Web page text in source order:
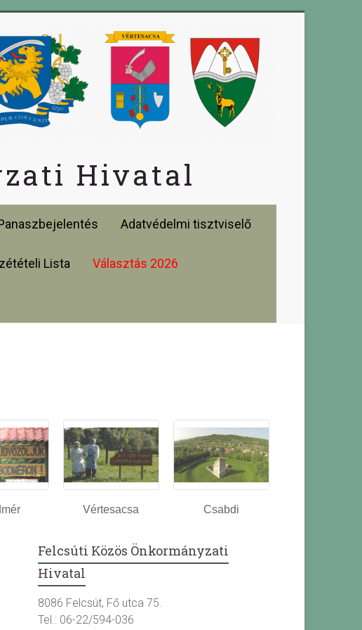
Hivatal
Adatvédelmi tisztviselő
Lista Választás 2026
Vértesacsa Csabdi
Felcsúti Közös Önkormányzati
Hivatal
8086 Felcsút, Fő utca 75.
Tel.: 06-22/594-036